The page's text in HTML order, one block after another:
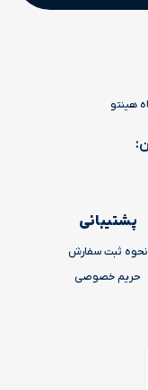
هینتو
پشتیبانی
نحوه ثبت سفارش
حریم خصوصی